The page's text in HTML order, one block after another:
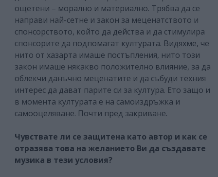
ощетени – морално и материално. Трябва да се
направи най-сетне и закон за меценатството и
спонсорството, който да действа и да стимулира
спонсорите да подпомагат културата. Видяхме, че
нито от хазарта имаше постъпления, нито този
закон имаше някакво положително влияние, за да
облекчи данъчно меценатите и да събуди техния
интерес да дават парите си за култура. Ето защо и
в момента културата е на самоиздръжка и
самооцеляване. Почти пред закриване.
Чувствате ли се защитена като автор и как се
отразява това на желанието Ви да създавате
музика в тези условия?